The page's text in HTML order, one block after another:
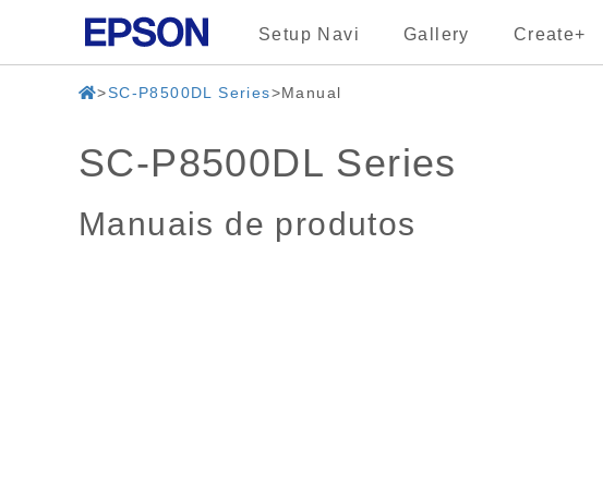
Setup Navi Gallery Create+
SC-P8500DL Series Manual
SC-P8500DL Series
Manuais de produtos